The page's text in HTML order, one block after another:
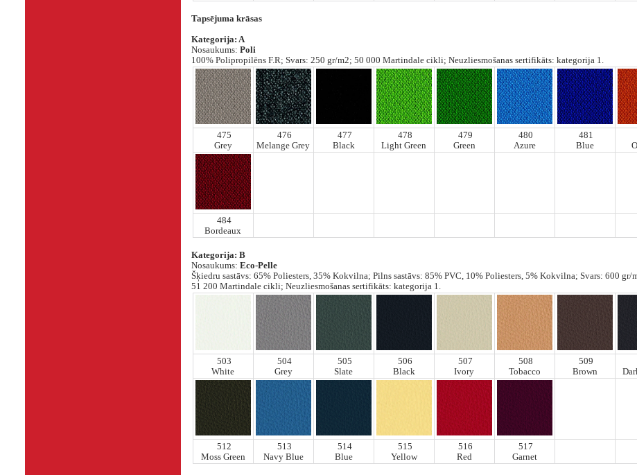
Tapsējuma krāsas
Kategorija: A
Nosaukums: Poli
100% Polipropilēns F.R; Svars: 250 gr/m2; 50 000 Martindale cikli; Neuzliesmošanas sertifikāts: kategorija 1.
475
Grey
476
Melange Grey
477
Black
478
Light Green
479
Green
480
Azure
481
Blue
484
Bordeaux
Kategorija: B
Nosaukums: Eco-Pelle
Šķiedru sastāvs: 65% Poliesters, 35% Kokvilna; Pilns sastāvs: 85% PVC, 10% Poliesters, 5% Kokvilna; Svars: 600 gr/
51 200 Martindale cikli; Neuzliesmošanas sertifikāts: kategorija 1.
503
White
504
Grey
505
Slate
506
Black
507
Ivory
508
Tobacco
509
Brown
512
Moss Green
513
Navy Blue
514
Blue
515
Yellow
516
Red
517
Garnet